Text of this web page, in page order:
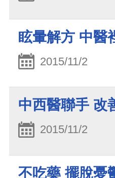
眩暈解方 中醫
2015/11/2
中西醫聯手 改
2015/11/2
不吃藥 擺脫憂